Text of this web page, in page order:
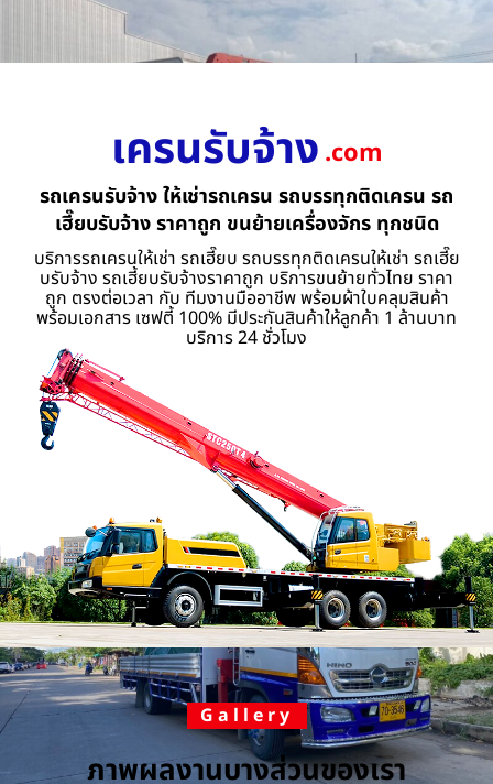
เครนรับจ้าง .com
รถเครนรับจ้าง ให้เช่ารถเครน รถบรรทุกติดเครน รถ
เฮี๊ยบรับจ้าง ราคาถูก ขนย้ายเครื่องจักร ทุกชนิด
บริการรถเครนให้เช่า รถเฮี๊ยบ รถบรรทุกติดเครนให้เช่า รถเฮี๊ย
บรับจ้าง รถเฮี้ยบรับจ้างราคาถูก บริการขนย้ายทั่วไทย ราคา
ถูก ตรงต่อเวลา กับ ทีมงานมืออาชีพ พร้อมผ้าใบคลุมสินค้า
พร้อมเอกสาร เซฟตี้ 100% มีประกันสินค้าให้ลูกค้า 1 ล้านบาท
บริการ 24 ชั่วโมง
Gallery
ภาพผลงานบางส่วนของเรา